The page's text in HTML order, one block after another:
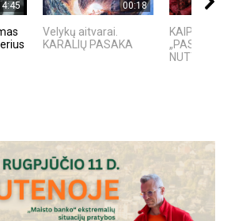
00:18
Velykų aitvarai.
KARALIŲ PASAKA
KAIP
„PASAULIO
NUTYLĖTA